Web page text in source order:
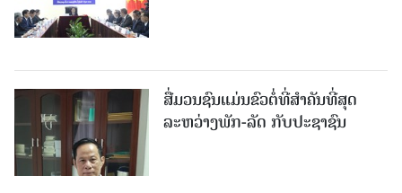
ສື່ມວນຊົນແມ່ນຂົວຕໍ່ທີ່ສໍາຄັນທີ່ສຸດ
ລະຫວ່າງພັກ-ລັດ ກັບປະຊາຊົນ